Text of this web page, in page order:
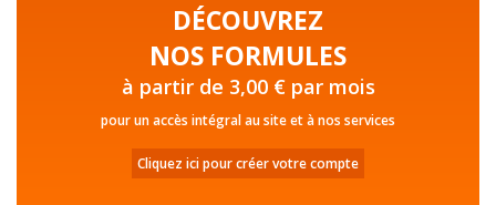
DÉCOUVREZ
NOS FORMULES
à partir de 3,00 € par mois
pour un accès intégral au site et à nos services
Cliquez ici pour créer votre compte